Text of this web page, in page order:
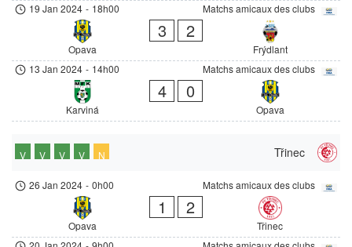
Matchs amicaux des clubs
19 Jan 2024 - 18h00
Opava
3 2
Frýdlant
Matchs amicaux des clubs
13 Jan 2024 - 14h00
Karviná
4 0
Opava
Třinec
V V V V N
Matchs amicaux des clubs
26 Jan 2024 - 0h00
Opava
1 2
Třinec